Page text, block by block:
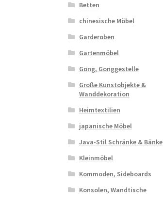
Betten
chinesische Möbel
Garderoben
Gartenmöbel
Gong, Gonggestelle
Große Kunstobjekte &
Wanddekoration
Heimtextilien
japanische Möbel
Java-Stil Schränke & Bänke
Kleinmöbel
Kommoden, Sideboards
Konsolen, Wandtische